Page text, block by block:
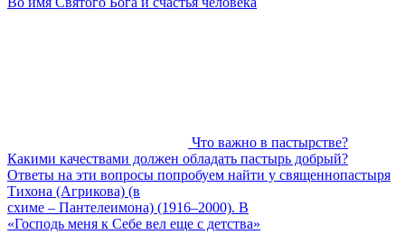
Что важно в пастырстве?
Какими качествами должен обладать пастырь добрый?
Ответы на эти вопросы попробуем найти у священнопастыря
Тихона (Агрикова) (в
схиме – Пантелеимона) (1916–2000). В
«Господь меня к Себе вел еще с детства»